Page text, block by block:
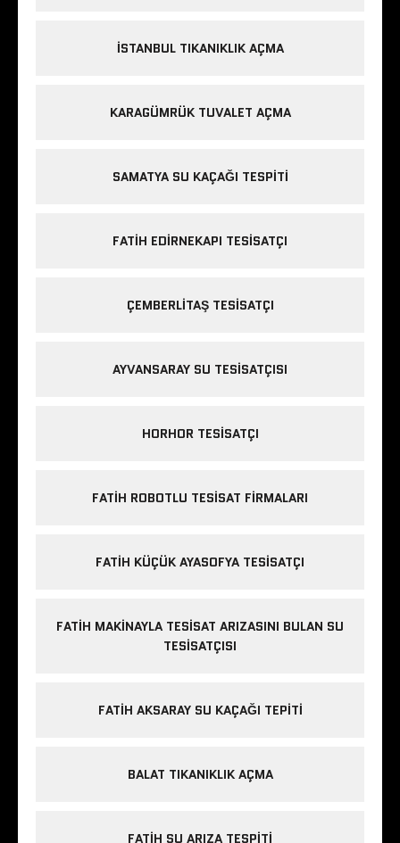
ISTANBUL TIKANIKLIK AÇMA
KARAGÜMRÜK TUVALET AÇMA
SAMATYA SU KAÇAĞI TESPITI
FATIH EDIRNEKAPI TESISATÇI
ÇEMBERLITAŞ TESISATÇI
AYVANSARAY SU TESISATÇISI
HORHOR TESISATÇI
FATIH ROBOTLU TESISAT FIRMALARI
FATIH KÜÇÜK AYASOFYA TESISATÇI
FATIH MAKINAYLA TESISAT ARIZASINI BULAN SU
TESISATÇISI
FATIH AKSARAY SU KAÇAĞI TEPITI
BALAT TIKANIKLIK AÇMA
FATIH SU ARIZA TESPITI